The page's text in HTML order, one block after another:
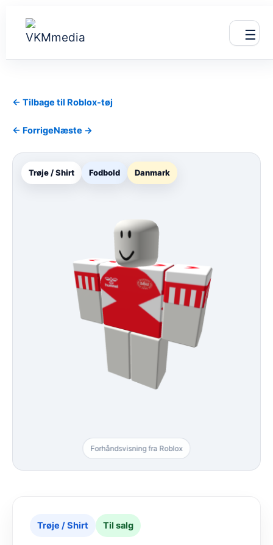
indholdet
☰
← Tilbage til Roblox-tøj
← ForrigeNæste →
Trøje / Shirt Fodbold Danmark
Forhåndsvisning fra Roblox
Trøje / Shirt Til salg